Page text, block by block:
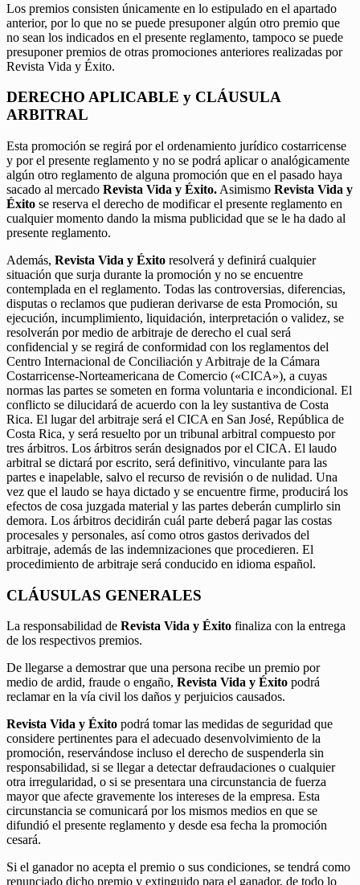
Los premios consisten únicamente en lo estipulado en el apartado
anterior, por lo que no se puede presuponer algún otro premio que
no sean los indicados en el presente reglamento, tampoco se puede
presuponer premios de otras promociones anteriores realizadas por
Revista Vida y Éxito.
DERECHO APLICABLE y CLÁUSULA
ARBITRAL
Esta promoción se regirá por el ordenamiento jurídico costarricense
y por el presente reglamento y no se podrá aplicar o analógicamente
algún otro reglamento de alguna promoción que en el pasado haya
sacado al mercado Revista Vida y Éxito. Asimismo Revista Vida y
Éxito se reserva el derecho de modificar el presente reglamento en
cualquier momento dando la misma publicidad que se le ha dado al
presente reglamento.
Además, Revista Vida y Éxito resolverá y definirá cualquier
situación que surja durante la promoción y no se encuentre
contemplada en el reglamento. Todas las controversias, diferencias,
disputas o reclamos que pudieran derivarse de esta Promoción, su
ejecución, incumplimiento, liquidación, interpretación o validez, se
resolverán por medio de arbitraje de derecho el cual será
confidencial y se regirá de conformidad con los reglamentos del
Centro Internacional de Conciliación y Arbitraje de la Cámara
Costarricense-Norteamericana de Comercio («CICA»), a cuyas
normas las partes se someten en forma voluntaria e incondicional. El
conflicto se dilucidará de acuerdo con la ley sustantiva de Costa
Rica. El lugar del arbitraje será el CICA en San José, República de
Costa Rica, y será resuelto por un tribunal arbitral compuesto por
tres árbitros. Los árbitros serán designados por el CICA. El laudo
arbitral se dictará por escrito, será definitivo, vinculante para las
partes e inapelable, salvo el recurso de revisión o de nulidad. Una
vez que el laudo se haya dictado y se encuentre firme, producirá los
efectos de cosa juzgada material y las partes deberán cumplirlo sin
demora. Los árbitros decidirán cuál parte deberá pagar las costas
procesales y personales, así como otros gastos derivados del
arbitraje, además de las indemnizaciones que procedieren. El
procedimiento de arbitraje será conducido en idioma español.
CLÁUSULAS GENERALES
La responsabilidad de Revista Vida y Éxito finaliza con la entrega
de los respectivos premios.
De llegarse a demostrar que una persona recibe un premio por
medio de ardid, fraude o engaño, Revista Vida y Éxito podrá
reclamar en la vía civil los daños y perjuicios causados.
Revista Vida y Éxito podrá tomar las medidas de seguridad que
considere pertinentes para el adecuado desenvolvimiento de la
promoción, reservándose incluso el derecho de suspenderla sin
responsabilidad, si se llegar a detectar defraudaciones o cualquier
otra irregularidad, o si se presentara una circunstancia de fuerza
mayor que afecte gravemente los intereses de la empresa. Esta
circunstancia se comunicará por los mismos medios en que se
difundió el presente reglamento y desde esa fecha la promoción
cesará.
Si el ganador no acepta el premio o sus condiciones, se tendrá como
renunciado dicho premio y extinguido para el ganador, de todo lo